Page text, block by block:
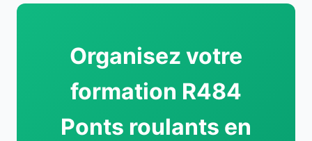
Organisez votre
formation R484
Ponts roulants en